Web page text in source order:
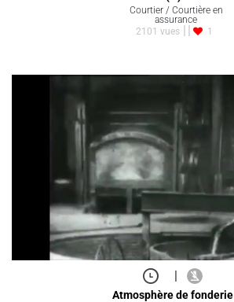
Courtier / Courtière en
assurance
2101 vues
1
|
Atmosphère de fonderie